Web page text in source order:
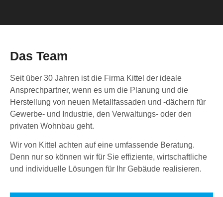
Das Team
Seit über 30 Jahren ist die Firma Kittel der ideale
Ansprechpartner, wenn es um die Planung und die
Herstellung von neuen Metallfassaden und -dächern für
Gewerbe- und Industrie, den Verwaltungs- oder den
privaten Wohnbau geht.
Wir von Kittel achten auf eine umfassende Beratung.
Denn nur so können wir für Sie effiziente, wirtschaftliche
und individuelle Lösungen für Ihr Gebäude realisieren.